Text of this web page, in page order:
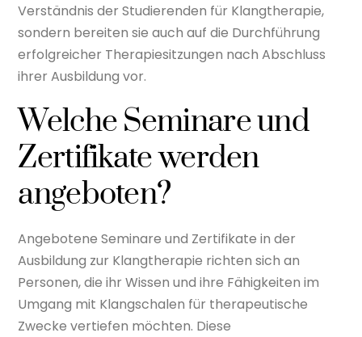
Verständnis der Studierenden für Klangtherapie,
sondern bereiten sie auch auf die Durchführung
erfolgreicher Therapiesitzungen nach Abschluss
ihrer Ausbildung vor.
Welche Seminare und
Zertifikate werden
angeboten?
Angebotene Seminare und Zertifikate in der
Ausbildung zur Klangtherapie richten sich an
Personen, die ihr Wissen und ihre Fähigkeiten im
Umgang mit Klangschalen für therapeutische
Zwecke vertiefen möchten. Diese